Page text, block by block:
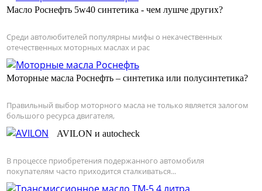
Масло Роснефть 5w40 синтетика - чем лушче других?
Среди автолюбителей популярны мифы о некачественных
отечественных моторных маслах и рас
Моторные масла Роснефть – синтетика или полусинтетика?
Правильный выбор моторного масла не только является залогом
большого ресурса двигателя,
AVILON и autocheck
В процессе приобретения подержанного автомобиля
покупателям часто приходится сталкиваться...